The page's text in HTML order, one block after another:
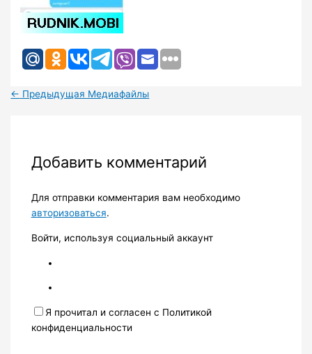
← Предыдущая Медиафайлы
Добавить комментарий
Для отправки комментария вам необходимо
авторизоваться.
Войти, используя социальный аккаунт
Я прочитал и согласен с Политикой
конфиденциальности